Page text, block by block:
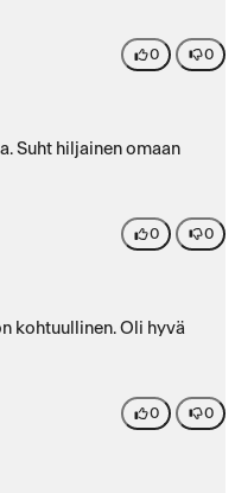
0 0
Suht hiljainen omaan
0 0
kohtuullinen. Oli hyvä
0 0